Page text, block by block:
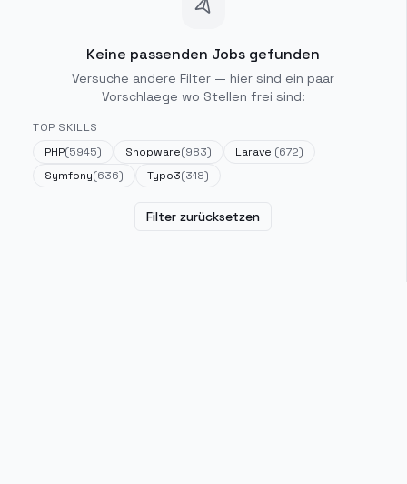
Keine passenden Jobs gefunden
Versuche andere Filter — hier sind ein paar
Vorschlaege wo Stellen frei sind:
TOP SKILLS
PHP(5945) Shopware(983) Laravel(672)
Symfony(636) Typo3(318)
Filter zurücksetzen